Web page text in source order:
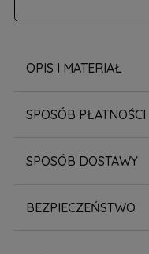
OPIS I MATERIAŁ
SPOSÓB PŁATNOŚCI
SPOSÓB DOSTAWY
BEZPIECZEŃSTWO